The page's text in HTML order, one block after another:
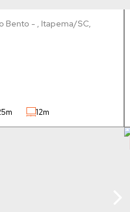
Bento , Itapema
,
12m